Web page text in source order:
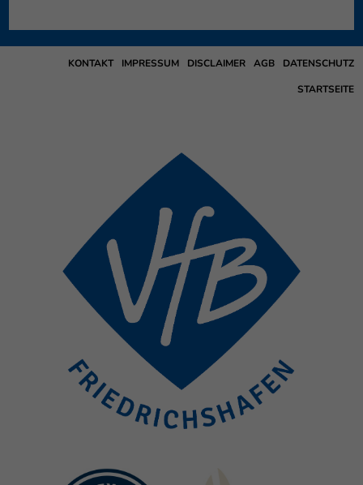
DATENSCHUTZ
AGB
DISCLAIMER
IMPRESSUM
KONTAKT
STARTSEITE